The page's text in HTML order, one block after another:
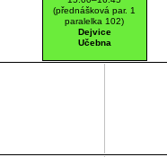
(přednášková par. 1
paralelka 102)
Dejvice
Učebna